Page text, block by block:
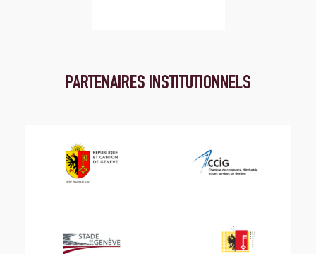
PARTENAIRES INSTITUTIONNELS